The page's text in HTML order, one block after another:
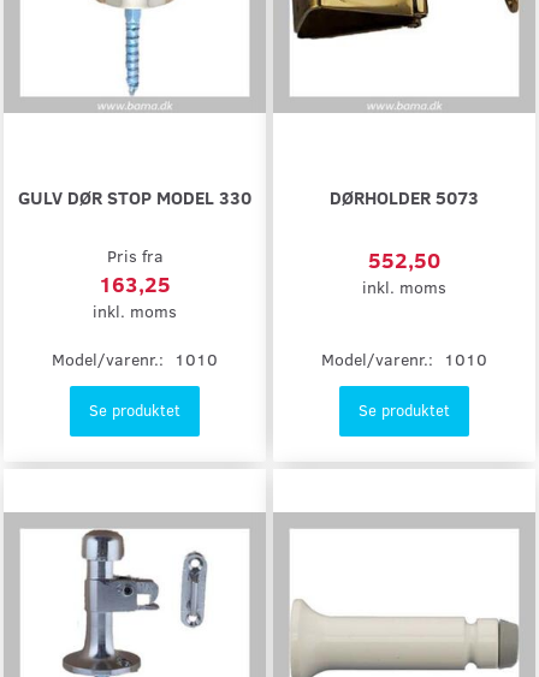
GULV DØR STOP MODEL 330
Pris fra
163,25
inkl. moms
Model/varenr.: 1010
Se produktet
DØRHOLDER 5073
552,50
inkl. moms
Model/varenr.: 1010
Se produktet